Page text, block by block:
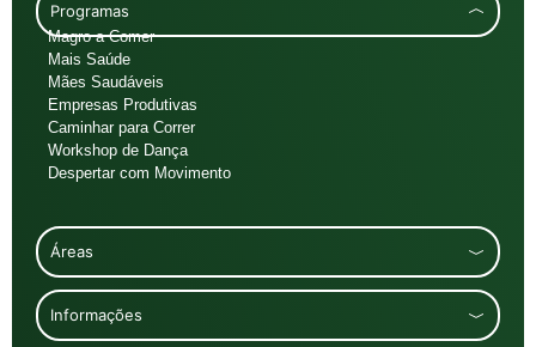
Programas
Magro a Comer
Mais Saúde
Mães Saudáveis
Empresas Produtivas
Caminhar para Correr
Workshop de Dança
Despertar com Movimento
Áreas
Informações